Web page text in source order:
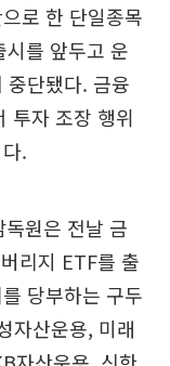
로 한 단일종목
를 앞두고 운
중단됐다. 금융
투자 조장 행위
.
원은 전날 금
리지 ETF를 출
당부하는 구두
자산운용, 미래